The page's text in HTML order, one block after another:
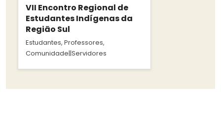
VII Encontro Regional de
Estudantes Indígenas da
Região Sul
Estudantes, Professores,
Comunidade||Servidores